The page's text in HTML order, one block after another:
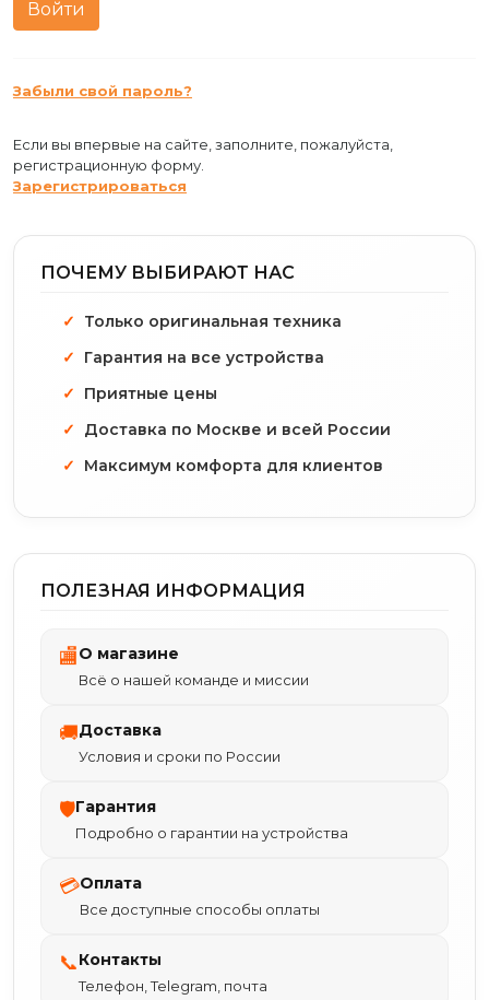
Забыли свой пароль?
Если вы впервые на сайте, заполните, пожалуйста,
регистрационную форму.
Зарегистрироваться
ПОЧЕМУ ВЫБИРАЮТ НАС
Только оригинальная техника
Гарантия на все устройства
Приятные цены
Доставка по Москве и всей России
Максимум комфорта для клиентов
ПОЛЕЗНАЯ ИНФОРМАЦИЯ
🏬О магазине
Всё о нашей команде и миссии
🚚Доставка
Условия и сроки по России
🛡Гарантия
Подробно о гарантии на устройства
💳Оплата
Все доступные способы оплаты
📞Контакты
Телефон, Telegram, почта